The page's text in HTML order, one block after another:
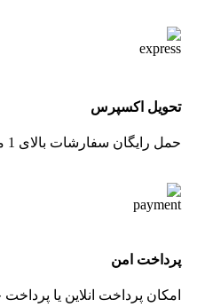
تحویل اکسپرس
حمل رایگان سفارشات بالای 1 میلیون تومان
پرداخت امن
امکان پرداخت انلاین یا